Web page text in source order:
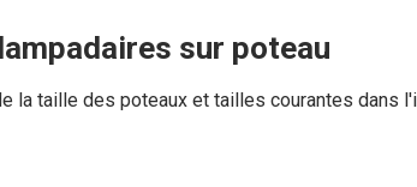
sur poteau
la taille des poteaux et tailles courantes dans